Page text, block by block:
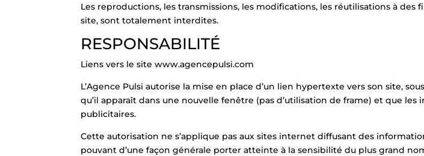
Les reproductions, les transmissions, les modifications, les réutilisations à
site, sont totalement interdites.
RESPONSABILITÉ
Liens vers le site www.agencepulsi.com
L’Agence Pulsi autorise la mise en place d’un lien hypertexte vers son site,
qu’il apparaît dans une nouvelle fenêtre (pas d’utilisation de frame) et que
publicitaires.
Cette autorisation ne s’applique pas aux sites internet diffusant des
pouvant d’une façon générale porter atteinte à la sensibilité du plus grand